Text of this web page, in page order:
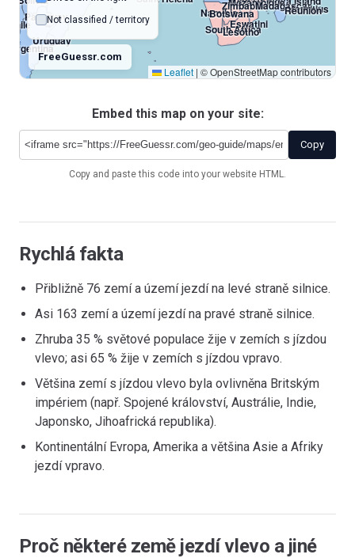
Argentina
Chile
Paraguay
Uruguay
Georgia And South Sandwich Islands
Bouvet Island
Botswana
Lesotho
Namibia
South Africa
Eswatini
ZimbabweMadagascar
Mauritius
Réunion
Leaflet | © OpenStreetMap contributors
FreeGuessr.com
Not classified / territory
Embed this map on your site:
Copy
Copy and paste this code into your website HTML.
Rychlá fakta
Přibližně 76 zemí a území jezdí na levé straně silnice.
Asi 163 zemí a území jezdí na pravé straně silnice.
Zhruba 35 % světové populace žije v zemích s jízdou
vlevo; asi 65 % žije v zemích s jízdou vpravo.
Většina zemí s jízdou vlevo byla ovlivněna Britským
impériem (např. Spojené království, Austrálie, Indie,
Japonsko, Jihoafrická republika).
Kontinentální Evropa, Amerika a většina Asie a Afriky
jezdí vpravo.
Proč některé země jezdí vlevo a jiné